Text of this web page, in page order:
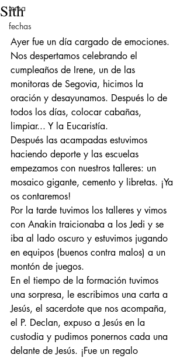
tema
fechas
Sith
Ayer fue un día cargado de emociones.
Nos despertamos celebrando el
cumpleaños de Irene, un de las
monitoras de Segovia, hicimos la
oración y desayunamos. Después lo de
todos los días, colocar cabañas,
limpiar... Y la Eucaristía.
Después las acampadas estuvimos
haciendo deporte y las escuelas
empezamos con nuestros talleres: un
mosaico gigante, cemento y libretas. ¡Ya
os contaremos!
Por la tarde tuvimos los talleres y vimos
con Anakin traicionaba a los Jedi y se
iba al lado oscuro y estuvimos jugando
en equipos (buenos contra malos) a un
montón de juegos.
En el tiempo de la formación tuvimos
una sorpresa, le escribimos una carta a
Jesús, el sacerdote que nos acompaña,
el P. Declan, expuso a Jesús en la
custodia y pudimos ponernos cada una
delante de Jesús. ¡Fue un regalo